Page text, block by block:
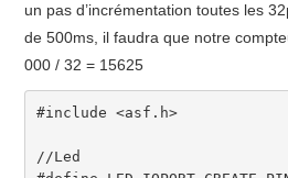
un pas d’incrémentation toutes les
de 500ms, il faudra que notre
000 / 32 = 15625
#include <asf.h>
//Led